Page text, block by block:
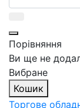
Порівняння
Ви ще не
Вибране
Кошик
Торгове